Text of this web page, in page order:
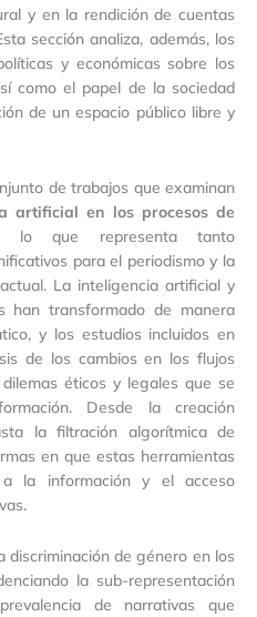
y en la rendición de cuentas
sección analiza, además, los
y económicas sobre los
como el papel de la sociedad
de un espacio público libre y
de trabajos que examinan
artificial en los procesos de
lo que representa tanto
para el periodismo y la
La inteligencia artificial y
han transformado de manera
y los estudios incluidos en
de los cambios en los flujos
éticos y legales que se
Desde la creación
la filtración algorítmica de
en que estas herramientas
la información y el acceso
discriminación de género en los
la sub-representación
de narrativas que